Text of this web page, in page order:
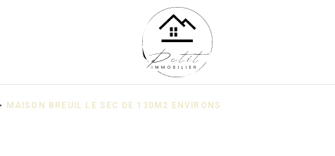
MAISON BREUIL LE SEC DE 130M2 ENVIRONS